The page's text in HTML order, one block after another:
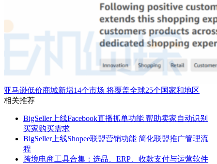
亚马逊低价商城新增14个市场 将覆盖全球25个国家和地区
相关推荐
BigSeller上线Facebook直播抓单功能 帮助卖家自动识别
买家购买需求
BigSeller上线Shopee联盟营销功能 简化联盟推广管理流
程
跨境电商工具合集：选品、ERP、收款支付与运营软件